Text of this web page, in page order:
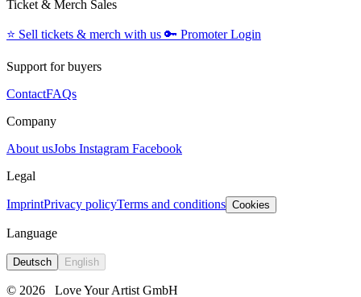
Ticket & Merch Sales
⭐️ Sell tickets & merch with us 🔑 Promoter Login
Support for buyers
ContactFAQs
Company
About usJobs Instagram Facebook
Legal
ImprintPrivacy policyTerms and conditions Cookies
Language
Deutsch English
© 2026 Love Your Artist GmbH